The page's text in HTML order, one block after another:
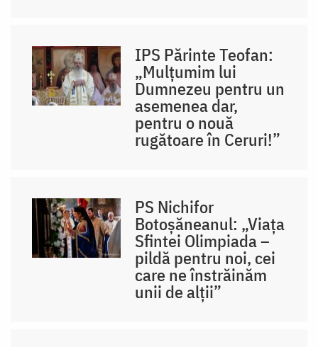
IPS Părinte Teofan:
„Mulțumim lui
Dumnezeu pentru un
asemenea dar,
pentru o nouă
rugătoare în Ceruri!”
PS Nichifor
Botoșăneanul: „Viața
Sfintei Olimpiada –
pildă pentru noi, cei
care ne înstrăinăm
unii de alții”